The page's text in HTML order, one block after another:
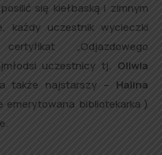
się kiełbaską i zimnym
każdy uczestnik wycieczki
„Odjazdowego
uczestnicy tj. Oliwia
także najstarszy – Halina
emerytowana bibliotekarka )